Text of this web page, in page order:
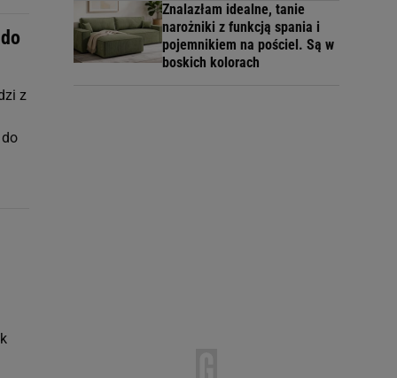
z
Znalazłam idealne, tanie
narożniki z funkcją spania i
pojemnikiem na pościel. Są w
boskich kolorach